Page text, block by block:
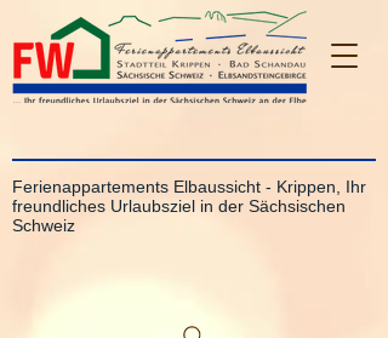
Ferienappartements Elbaussicht - Krippen, Ihr
freundliches Urlaubsziel in der Sächsischen
Schweiz